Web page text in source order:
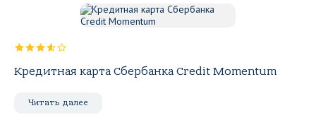
Кредитная карта Сбербанка Credit Momentum
Читать далее